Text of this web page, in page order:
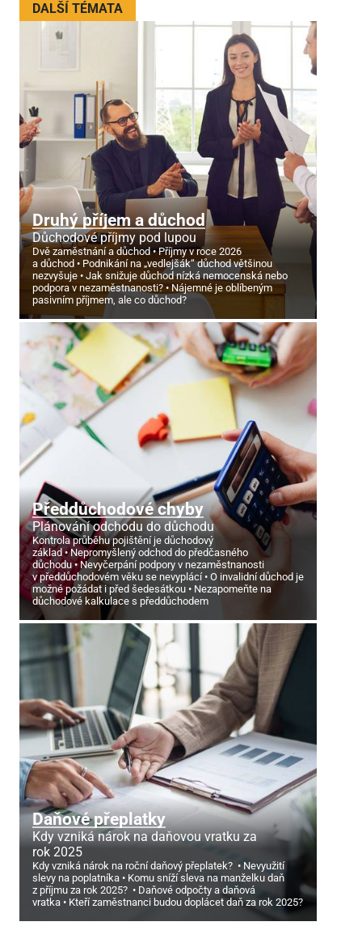
DALŠÍ TÉMATA
Druhý příjem a důchod
Důchodové příjmy pod lupou
Dvě zaměstnání a důchod
Příjmy v roce 2026
a důchod
Podnikání na „vedlejšák“ důchod většinou
nezvyšuje
Jak snižuje důchod nízká nemocenská nebo
podpora v nezaměstnanosti?
Nájemné je oblíbeným
pasivním příjmem, ale co důchod?
Předdůchodové chyby
Plánování odchodu do důchodu
Kontrola průběhu pojištění je důchodový
základ
Nepromyšlený odchod do předčasného
důchodu
Nevyčerpání podpory v nezaměstnanosti
v předdůchodovém věku se nevyplácí
O invalidní důchod je
možné požádat i před šedesátkou
Nezapomeňte na
důchodové kalkulace s předdůchodem
Daňové přeplatky
Kdy vzniká nárok na daňovou vratku za
rok 2025
Kdy vzniká nárok na roční daňový přeplatek?
Nevyužití
slevy na poplatníka
Komu sníží sleva na manželku daň
z příjmu za rok 2025?
Daňové odpočty a daňová
vratka
Kteří zaměstnanci budou doplácet daň za rok 2025?